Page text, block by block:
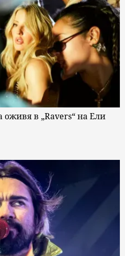
в „Ravers“ на Ели